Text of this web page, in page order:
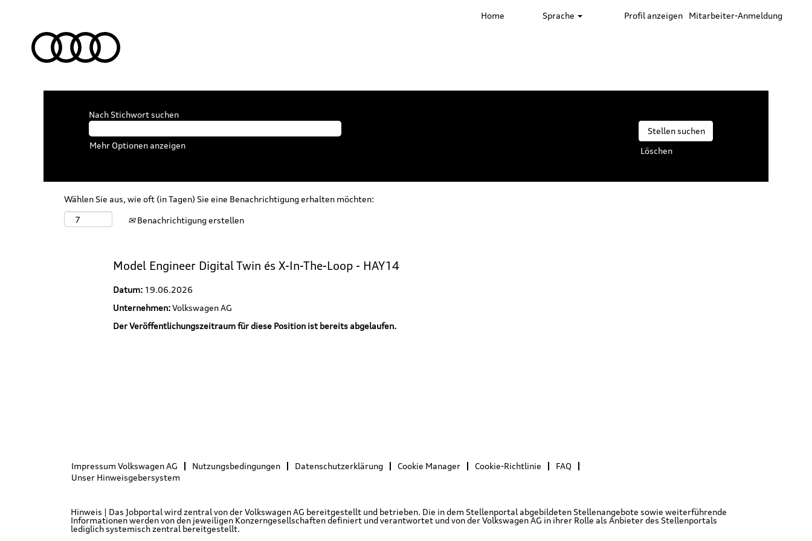
Home Sprache Profil anzeigen Mitarbeiter-Anmeldung
Nach Stichwort suchen
Mehr Optionen anzeigen
Löschen
Wählen Sie aus, wie oft (in Tagen) Sie eine Benachrichtigung erhalten möchten:
Benachrichtigung erstellen
Model Engineer Digital Twin és X-In-The-Loop - HAY14
Datum: 19.06.2026
Unternehmen:Volkswagen AG
Der Veröffentlichungszeitraum für diese Position ist bereits abgelaufen.
Impressum Volkswagen AG Nutzungsbedingungen Datenschutzerklärung Cookie Manager Cookie-Richtlinie
FAQ
Unser Hinweisgebersystem
Hinweis | Das Jobportal wird zentral von der Volkswagen AG bereitgestellt und betrieben. Die in dem Stellenportal abgebildeten Stellenangebote sowie weiterführende
Informationen werden von den jeweiligen Konzerngesellschaften definiert und verantwortet und von der Volkswagen AG in ihrer Rolle als Anbieter des Stellenportals
lediglich systemisch zentral bereitgestellt.